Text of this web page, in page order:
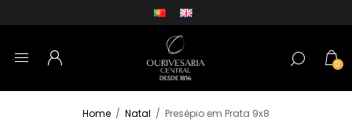
0
Home / Natal / Presépio em Prata 9x8